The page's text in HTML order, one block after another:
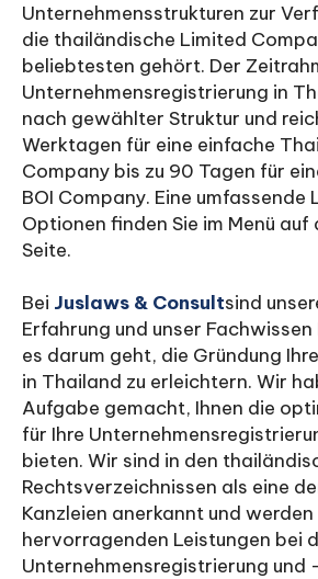
Unternehmensstrukturen zur
die thailändische Limited
beliebtesten gehört. Der
Unternehmensregistrierung in
nach gewählter Struktur und
Werktagen für eine einfache
Company bis zu 90 Tagen für
BOI Company. Eine umfassende
Optionen finden Sie im Menü auf
Seite.
Bei Juslaws & Consultsind
Erfahrung und unser
es darum geht, die Gründung
in Thailand zu erleichtern. Wir
Aufgabe gemacht, Ihnen die
für Ihre
bieten. Wir sind in den
Rechtsverzeichnissen als eine
Kanzleien anerkannt und werden
hervorragenden Leistungen bei
Unternehmensregistrierung und